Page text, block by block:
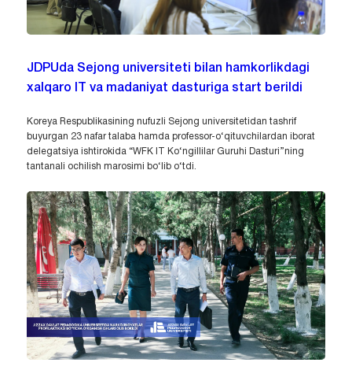
JDPUda Sejong universiteti bilan hamkorlikdagi
xalqaro IT va madaniyat dasturiga start berildi
Koreya Respublikasining nufuzli Sejong universitetidan tashrif
buyurgan 23 nafar talaba hamda professor-o‘qituvchilardan iborat
delegatsiya ishtirokida “WFK IT Ko‘ngillilar Guruhi Dasturi”ning
tantanali ochilish marosimi bo‘lib o‘tdi.